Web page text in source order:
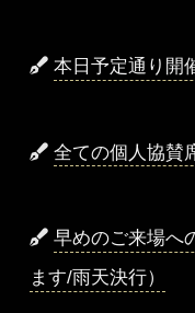
本日予定通り開
全ての個人協賛
早めのご来場へ
ます/雨天決行）